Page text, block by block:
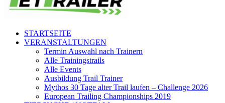
STARTSEITE
VERANSTALTUNGEN
Termin Auswahl nach Trainern
Alle Trainingstrails
Alle Events
Ausbildung Trail Trainer
Mythos 30 Tage alter Trail laufen – Challenge 2026
European Trailing Championships 2019